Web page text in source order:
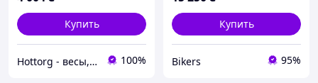
Купить
Hottorg - весы, торговое, ресторанное, складское оборудование 100%
Купить
Bikers 95%